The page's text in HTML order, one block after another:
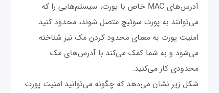
آدرس‌های MAC خاص با پورت، سیستم‌هایی را که
می‌توانند به پورت سوئیچ متصل شوند، محدود کنید.
امنیت پورت به معنای محدود کردن مک نیز شناخته
می‌شود و به شما کمک می‌کند با آدرس‌های مک
محدودی کار می‌کنید.
شکل زیر نشان می‌دهد که چگونه می‌توانید امنیت پورت